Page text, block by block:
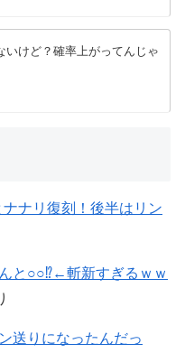
いけど？確率上がってんじゃ
ナナリ復刻！後半はリン
と○○⁉←斬新すぎるｗｗ
送りになったんだっ